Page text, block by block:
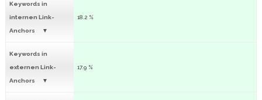
Keywords in
internen Link-
Anchors
18.2 %
Keywords in
externen Link-
Anchors
17.9 %